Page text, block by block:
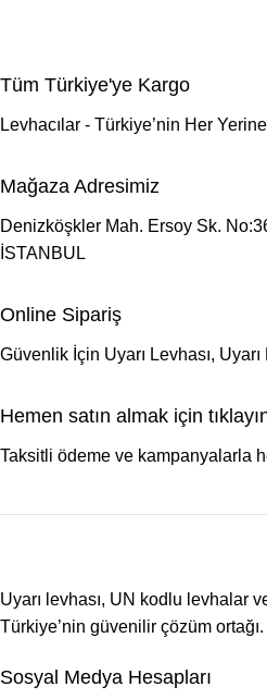
Tüm Türkiye'ye Kargo
Levhacılar - Türkiye’nin Her
Mağaza Adresimiz
Denizköşkler Mah. Ersoy Sk.
İSTANBUL
Online Sipariş
Güvenlik İçin Uyarı Levhası, Uyarı
Hemen satın almak için
Taksitli ödeme ve kampanyalarla
Uyarı levhası, UN kodlu levhalar
Türkiye’nin güvenilir çözüm ortağı.
Sosyal Medya Hesapları